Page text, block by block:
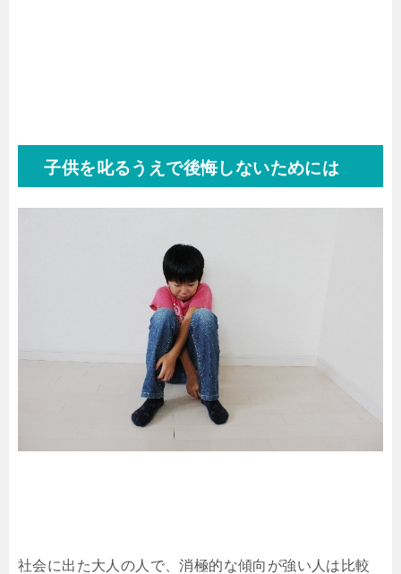
子供を叱るうえで後悔しないためには
社会に出た大人の人で、消極的な傾向が強い人は比較